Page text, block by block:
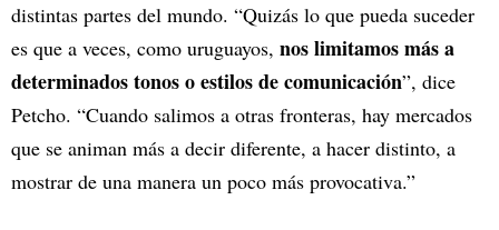
distintas partes del mundo. “Quizás lo que pueda suceder
es que a veces, como uruguayos, nos limitamos más a
determinados tonos o estilos de comunicación”, dice
Petcho. “Cuando salimos a otras fronteras, hay mercados
que se animan más a decir diferente, a hacer distinto, a
mostrar de una manera un poco más provocativa.”